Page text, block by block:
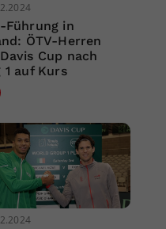
Führung in
ÖTV-Herren
Cup nach
1 auf Kurs